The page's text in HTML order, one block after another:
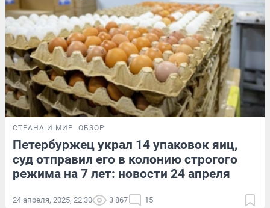
СТРАНА И МИР ОБЗОР
Петербуржец украл 14 упаковок яиц,
суд отправил его в колонию строгого
режима на 7 лет: новости 24 апреля
24 апреля, 2025, 22:30 3 867 15